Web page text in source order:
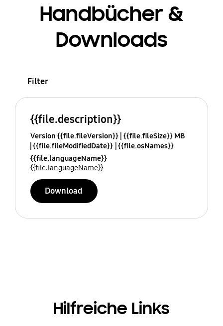
Handbücher &
Downloads
Filter
{{file.description}}
Version {{file.fileVersion}} {{file.fileSize}} MB
{{file.fileModifiedDate}} {{file.osNames}}
{{file.languageName}}
{{file.languageName}}
Download
Hilfreiche Links